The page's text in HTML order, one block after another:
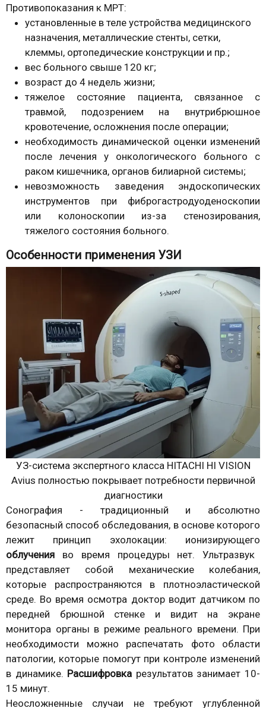
Противопоказания к МРТ:
установленные в теле устройства медицинского
назначения, металлические стенты, сетки,
клеммы, ортопедические конструкции и пр.;
вес больного свыше 120 кг;
возраст до 4 недель жизни;
тяжелое состояние пациента, связанное с
травмой, подозрением на внутрибрюшное
кровотечение, осложнения после операции;
необходимость динамической оценки изменений
после лечения у онкологического больного с
раком кишечника, органов билиарной системы;
невозможность заведения эндоскопических
инструментов при фиброгастродуоденоскопии
или колоноскопии из-за стенозирования,
тяжелого состояния больного.
Особенности применения УЗИ
УЗ-система экспертного класса HITACHI HI VISION
Avius полностью покрывает потребности первичной
диагностики
Сонография - традиционный и абсолютно
безопасный способ обследования, в основе которого
лежит принцип эхолокации: ионизирующего
облучения во время процедуры
нет. Ультразвук
представляет собой механические колебания,
которые распространяются в плотноэластической
среде. Во время осмотра доктор водит датчиком по
передней брюшной стенке и видит на экране
монитора органы в режиме реального времени. При
необходимости можно распечатать фото области
патологии, которые помогут при контроле изменений
в динамике. Расшифровка результатов занимает 10-
15 минут.
Неосложненные случаи не требуют углубленной